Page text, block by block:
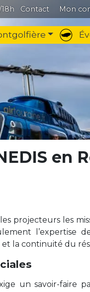
Contact Mon
en
projecteurs les
l’expertise
la continuité du
un savoir-faire